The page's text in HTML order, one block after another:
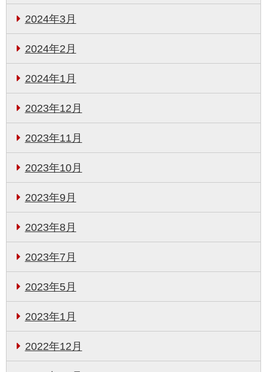
2024年3月
2024年2月
2024年1月
2023年12月
2023年11月
2023年10月
2023年9月
2023年8月
2023年7月
2023年5月
2023年1月
2022年12月